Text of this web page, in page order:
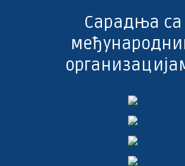
Сарадња са